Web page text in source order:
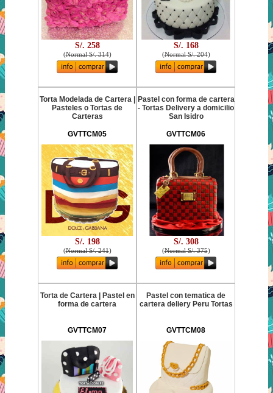
S/. 258
(Normal S/. 314)
S/. 168
(Normal S/. 204)
Torta Modelada de Cartera |
Pasteles o Tortas de
Carteras
GVTTCM05
S/. 198
(Normal S/. 241)
Pastel con forma de cartera
- Tortas Delivery a domicilio
San Isidro
GVTTCM06
S/. 308
(Normal S/. 375)
Torta de Cartera | Pastel en
forma de cartera
GVTTCM07
Pastel con tematica de
cartera deliery Peru Tortas
GVTTCM08